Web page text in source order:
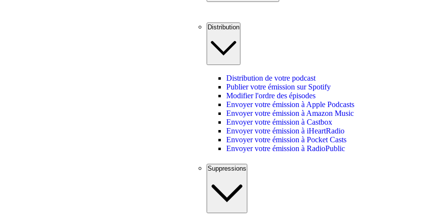
Distribution
Distribution de votre podcast
Publier votre émission sur Spotify
Modifier l'ordre des épisodes
Envoyer votre émission à Apple Podcasts
Envoyer votre émission à Amazon Music
Envoyer votre émission à Castbox
Envoyer votre émission à iHeartRadio
Envoyer votre émission à Pocket Casts
Envoyer votre émission à RadioPublic
Suppressions